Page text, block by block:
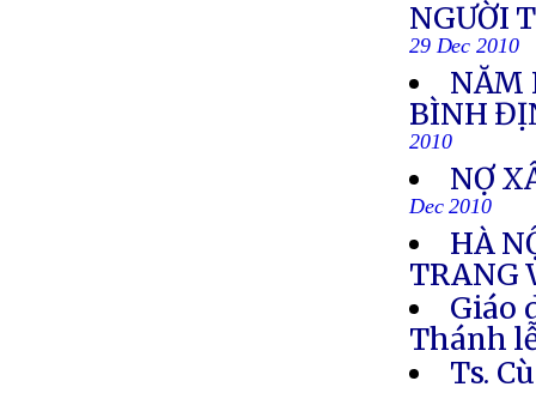
NGƯỜI
29 Dec 2010
NĂM
BÌNH
2010
NỢ
Dec 2010
HÀ
TRANG
Giáo
Thánh
Ts.